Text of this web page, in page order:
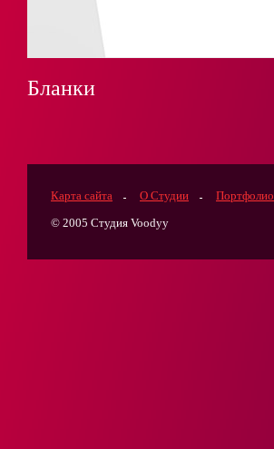
Бланки
Карта сайта О Студии Портфолио
© 2005 Студия Voodyy